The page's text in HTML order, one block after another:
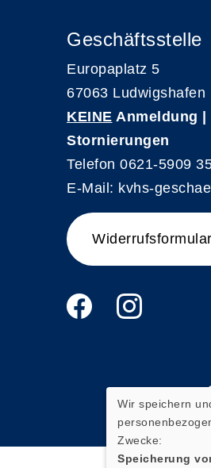
Geschäftsstelle
Europaplatz 5
67063 Ludwigshafen
KEINE Anmeldung |
Stornierungen
Telefon 0621-5909
E-Mail: kvhs-
Widerrufsformular
Wir speichern
Zwecke:
Speicherung